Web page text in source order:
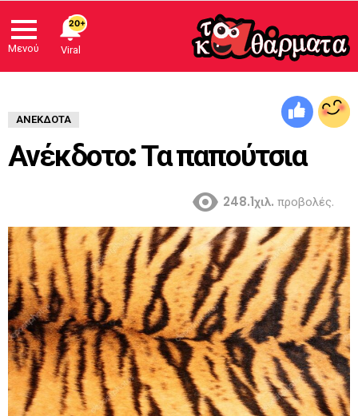
Μενού
ΑΝΈΚΔΟΤΑ
Ανέκδοτο: Τα παπούτσια
248.1χιλ. προβολές.
20+
Viral